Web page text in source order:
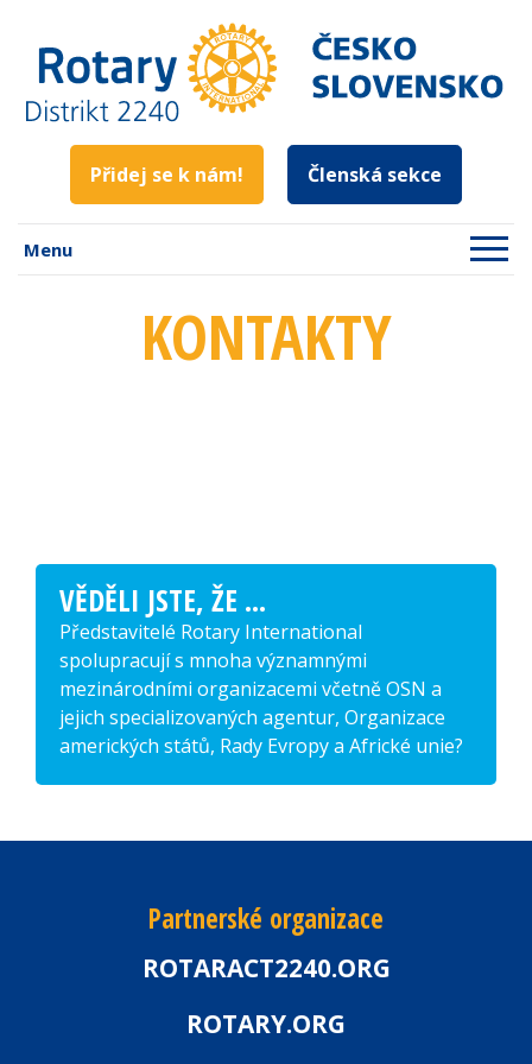
Přidej se k nám! Členská sekce
Menu
KONTAKTY
VĚDĚLI JSTE, ŽE ...
Představitelé Rotary International
spolupracují s mnoha významnými
mezinárodními organizacemi včetně OSN a
jejich specializovaných agentur, Organizace
amerických států, Rady Evropy a Africké unie?
Partnerské organizace
ROTARACT2240.ORG
ROTARY.ORG